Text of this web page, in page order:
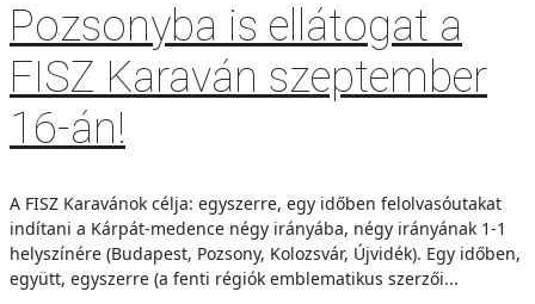
Pozsonyba is ellátogat a
FISZ Karaván szeptember
16-án!
A FISZ Karavánok célja: egyszerre, egy időben felolvasóutakat
indítani a Kárpát-medence négy irányába, négy irányának 1-1
helyszínére (Budapest, Pozsony, Kolozsvár, Újvidék). Egy időben,
együtt, egyszerre (a fenti régiók emblematikus szerzői...